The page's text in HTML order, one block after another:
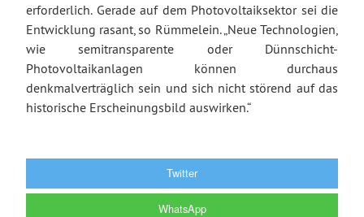
erforderlich. Gerade auf dem Photovoltaiksektor sei die
Entwicklung rasant, so Rümmelein. „Neue Technologien,
wie semitransparente oder Dünnschicht-
Photovoltaikanlagen können durchaus
denkmalverträglich sein und sich nicht störend auf das
historische Erscheinungsbild auswirken.“
Twitter
WhatsApp